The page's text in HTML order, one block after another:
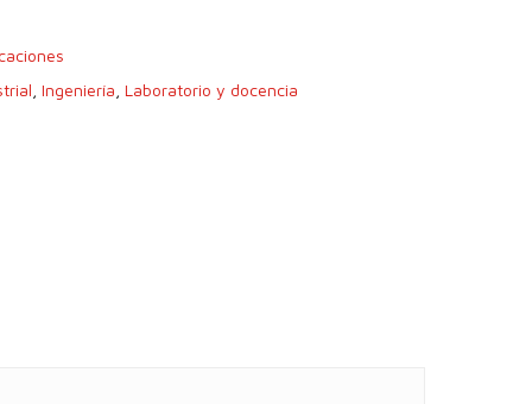
Ingeniería Laboratorio y docencia